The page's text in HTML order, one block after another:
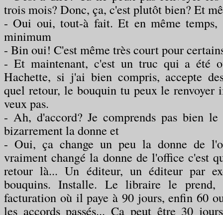
trois mois? Donc, ça, c'est plutôt bien? Et
- Oui oui, tout-à fait. Et en même
minimum
- Bin oui! C'est même très court pour
- Et maintenant, c'est un truc qui a été
Hachette, si j'ai bien compris, accepte
quel retour, le bouquin tu peux le renvoyer
veux pas.
- Ah, d'accord? Je comprends pas bien le
bizarrement la donne et
- Oui, ça change un peu la donne de
vraiment changé la donne de l'office c'est
retour là... Un éditeur, un éditeur par
bouquins. Installe. Le libraire le
facturation où il paye à 90 jours, enfin 60
les accords passés... Ça peut être 30